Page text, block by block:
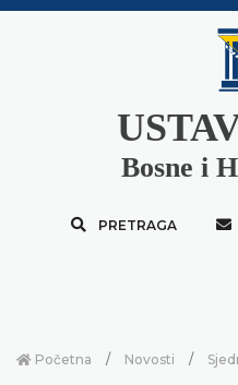
Bosne i
PRETRAGA
Početna Novosti